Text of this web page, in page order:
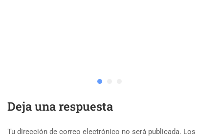
Deja una respuesta
Tu dirección de correo electrónico no será publicada. Los